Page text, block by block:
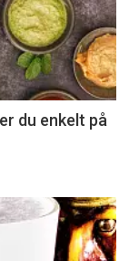
du enkelt på